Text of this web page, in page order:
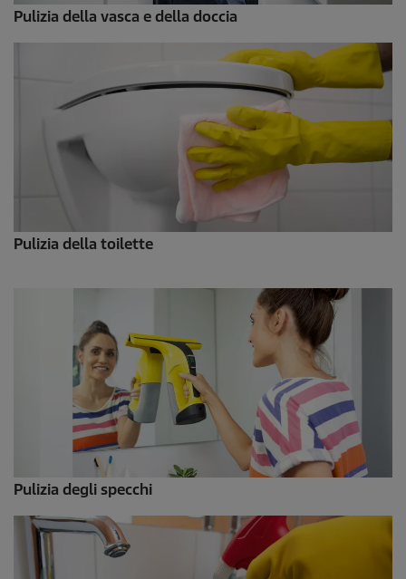
Pulizia della vasca e della doccia
Pulizia della toilette
Pulizia degli specchi